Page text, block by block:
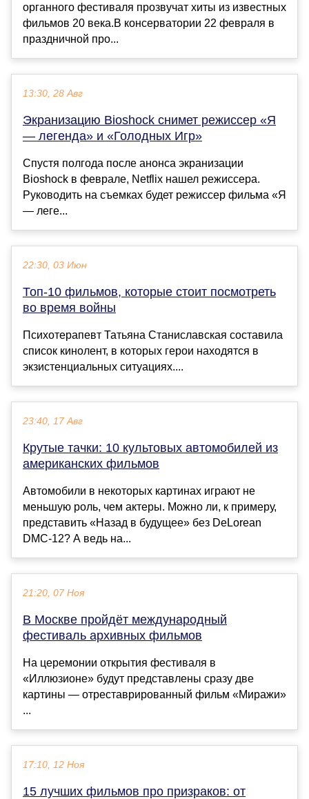
органного фестиваля прозвучат хиты из известных
фильмов 20 века.В консерватории 22 февраля в
праздничной про...
13:30, 28 Авг
Экранизацию Bioshock снимет режиссер «Я
— легенда» и «Голодных Игр»
Спустя полгода после анонса экранизации
Bioshock в феврале, Netflix нашел режиссера.
Руководить на съемках будет режиссер фильма «Я
— леге...
22:30, 03 Июн
Топ-10 фильмов, которые стоит посмотреть
во время войны
Психотерапевт Татьяна Станиславская составила
список кинолент, в которых герои находятся в
экзистенциальных ситуациях....
23:40, 17 Авг
Крутые тачки: 10 культовых автомобилей из
американских фильмов
Автомобили в некоторых картинах играют не
меньшую роль, чем актеры. Можно ли, к примеру,
представить «Назад в будущее» без DeLorean
DMC-12? А ведь на...
21:20, 07 Ноя
В Москве пройдёт международный
фестиваль архивных фильмов
На церемонии открытия фестиваля в
«Иллюзионе» будут представлены сразу две
картины — отреставрированный фильм «Миражи»
...
17:10, 12 Ноя
15 лучших фильмов про призраков: от